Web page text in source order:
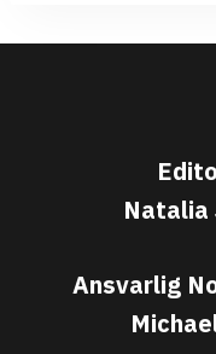
Natalia
Ansvarlig